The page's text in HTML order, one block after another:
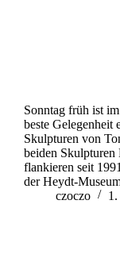
Sonntag früh ist
beste Gelegenheit
Skulpturen von
beiden
flankieren seit
der Heydt-
czoczo